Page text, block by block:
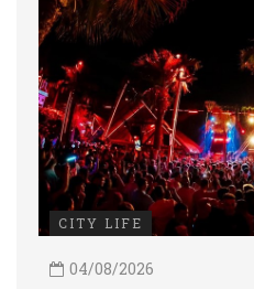
CITY LIFE
04/08/2026